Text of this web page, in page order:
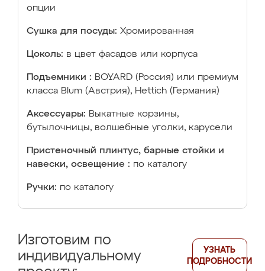
опции
Сушка для посуды: Хромированная
Цоколь: в цвет фасадов или корпуса
Подъемники : BOYARD (Россия) или премиум
класса Blum (Австрия), Hettich (Германия)
Аксессуары: Выкатные корзины,
бутылочницы, волшебные уголки, карусели
Пристеночный плинтус, барные стойки и
навески, освещение : по каталогу
Ручки: по каталогу
Изготовим по
индивидуальному
УЗНАТЬ
ПОДРОБНОСТИ